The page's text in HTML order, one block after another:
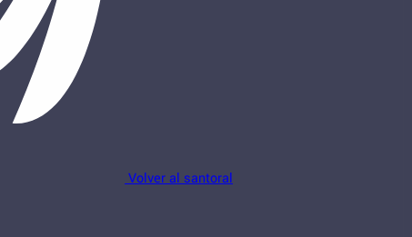
Volver al santoral